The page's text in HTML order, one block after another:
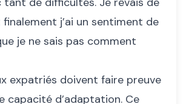
j’ai un sentiment de
je ne sais pas comment
expatriés doivent faire preuve
capacité d’adaptation. Ce